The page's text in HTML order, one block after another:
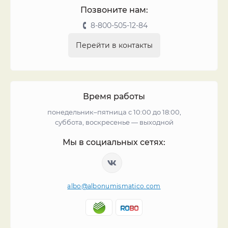
Позвоните нам:
8-800-505-12-84
Перейти в контакты
Время работы
понедельник–пятница с 10:00 до 18:00,
суббота, воскресенье — выходной
Мы в социальных сетях:
albo@albonumismatico.com